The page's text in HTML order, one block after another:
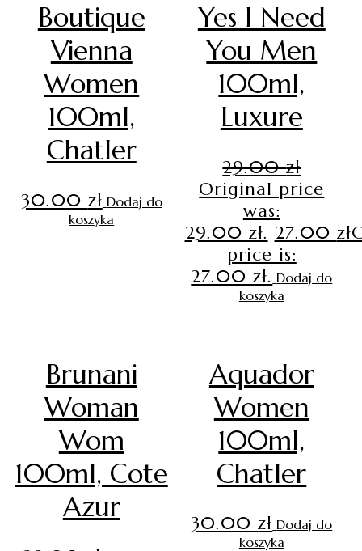
Boutique
Vienna
Women
100ml,
Chatler
30.00 zł Dodaj do
koszyka
Yes I Need
You Men
100ml,
Luxure
29.00zł
Original price
was:
29.00 zł. 27.00 zł
price is:
27.00 zł. Dodaj do
koszyka
Brunani
Woman
Wom
100ml, Cote
Azur
Aquador
Women
100ml,
Chatler
30.00zł Dodaj do
koszyka